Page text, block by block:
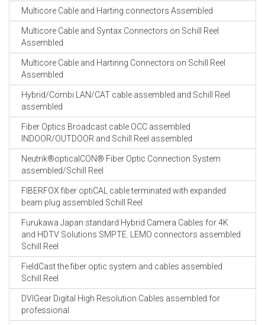
Multicore Cable and Harting connectors Assembled
Multicore Cable and Syntax Connectors on Schill Reel
Assembled
Multicore Cable and Hartinng Connectors on Schill Reel
Assembled
Hybrid/Combi LAN/CAT cable assembled and Schill Reel
assembled
Fiber Optics Broadcast cable OCC assembled
INDOOR/OUTDOOR and Schill Reel assembled
Neutrik®opticalCON® Fiber Optic Connection System
assembled/Schill Reel
FIBERFOX fiber optiCAL cable terminated with expanded
beam plug assembled Schill Reel
Furukawa Japan standard Hybrid Camera Cables for 4K
and HDTV Solutions SMPTE. LEMO connectors assembled
Schill Reel
FieldCast the fiber optic system and cables assembled
Schill Reel
DVIGear Digital High Resolution Cables assembled for
professional